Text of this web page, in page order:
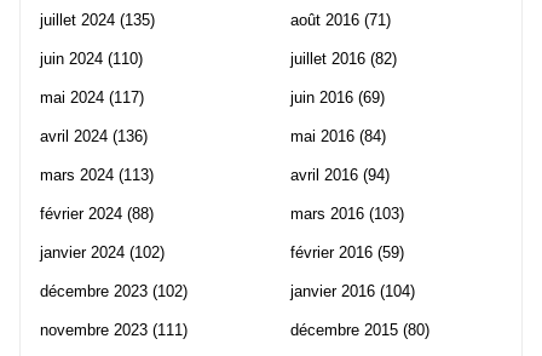
juillet 2024 (135)
juin 2024 (110)
mai 2024 (117)
avril 2024 (136)
mars 2024 (113)
février 2024 (88)
janvier 2024 (102)
décembre 2023 (102)
novembre 2023 (111)
août 2016 (71)
juillet 2016 (82)
juin 2016 (69)
mai 2016 (84)
avril 2016 (94)
mars 2016 (103)
février 2016 (59)
janvier 2016 (104)
décembre 2015 (80)